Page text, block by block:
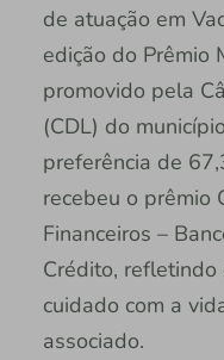
de atuação em
edição do Prêmio
promovido pela
(CDL) do
preferência de
recebeu o prêmio
Financeiros –
Crédito, refletindo
cuidado com a
associado.